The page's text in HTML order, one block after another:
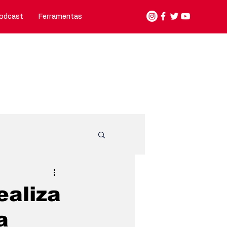
Ferramentas Nosso jeito de fazer Contato